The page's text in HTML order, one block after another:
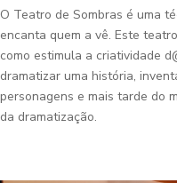
O Teatro de Sombras é uma
encanta quem a vê. Este
como estimula a criatividade
dramatizar uma história,
personagens e mais tarde do
da dramatização.